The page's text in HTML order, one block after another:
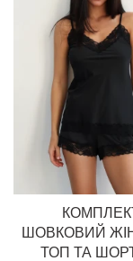
ШОВКОВИЙ
ТОП ТА